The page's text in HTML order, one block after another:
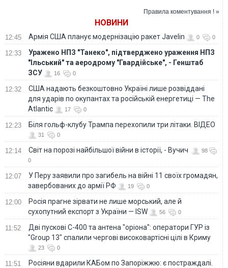
Правила коментування ! »
НОВИНИ
12:45 Армія США планує модернізацію ракет Javelin 0 0
12:33
Уражено НПЗ "Танеко", підтверджено ураження НПЗ
"Ільський" та аеродрому "Гвардійське", - Генштаб
ЗСУ
16 0
12:32
США надають безкоштовно Україні лише розвіддані
для ударів по окупантах та російській енергетиці — The
Atlantic
17 0
12:23 Біля гольф-клубу Трампа перехопили три літаки. ВІДЕО
31 0
12:14 Світ на порозі найбільшої війни в історії, - Вучич
98
0
12:07
У Перу заявили про загибель на війні 11 своїх громадян,
завербованих до армії РФ
19 0
12:00
Росія прагне зірвати не лише морський, але й
сухопутний експорт з України — ISW
56 0
11:52
Дві пускові С-400 та антена "оріона": оператори ГУР із
"Group 13" спалили чергові високовартісні цілі в Криму
23 0
11:51
Росіяни вдарили КАБом по Запоріжжю: є постраждалі.